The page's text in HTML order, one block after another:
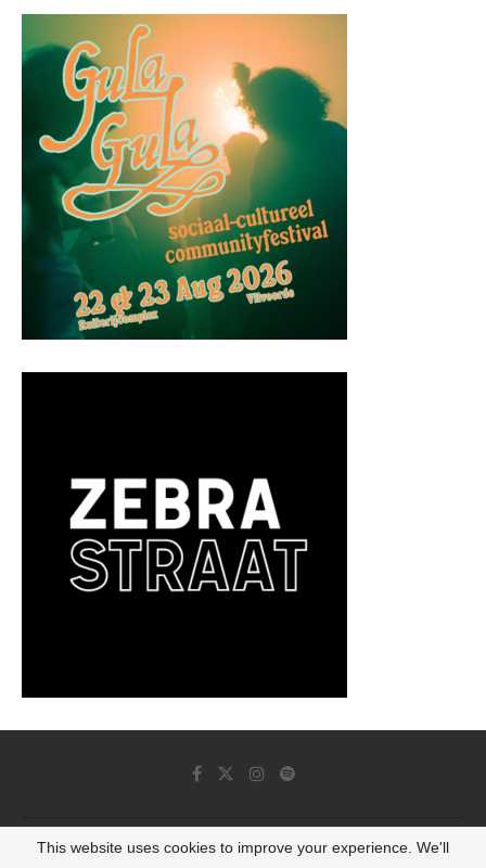
© 2022 - Luminous Dash All Rights Reserved
This website uses cookies to improve your experience. We'll